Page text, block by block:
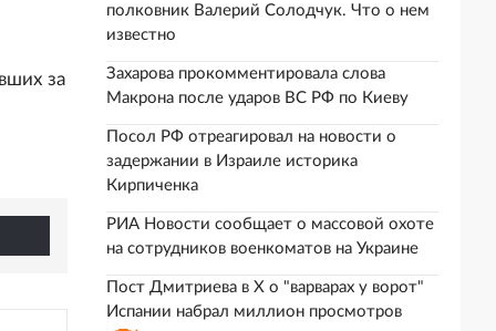
за
полковник Валерий Солодчук. Что о нем
известно
Захарова прокомментировала слова
Макрона после ударов ВС РФ по Киеву
Посол РФ отреагировал на новости о
задержании в Израиле историка
Кирпиченка
РИА Новости сообщает о массовой охоте
на сотрудников военкоматов на Украине
Пост Дмитриева в X о "варварах у ворот"
Испании набрал миллион просмотров